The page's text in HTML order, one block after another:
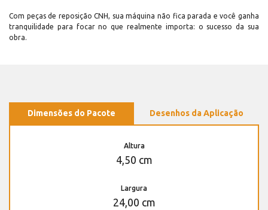
Com peças de reposição CNH, sua máquina não fica parada e você ganha
tranquilidade para focar no que realmente importa: o sucesso da sua
obra.
Dimensões do Pacote Desenhos da Aplicação
Altura
4,50 cm
Largura
24,00 cm